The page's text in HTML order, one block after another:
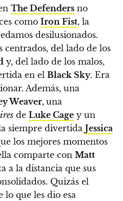
The Defenders no
como Iron Fist, la
desilusionados.
centrados, del lado de los
y, del lado de los malos,
en el Black Sky. Era
Además, una
Weaver, una
de Luke Cage y un
siempre divertida Jessica
los mejores momentos
comparte con Matt
a la distancia que sus
Quizás el
que les dio esa